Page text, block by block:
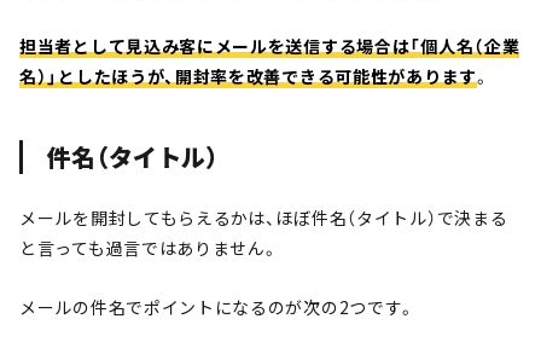
担当者として見込み客にメールを送信する場合は「個人名（企業
名）」としたほうが、開封率を改善できる可能性があります。
件名（タイトル）
メールを開封してもらえるかは、ほぼ件名（タイトル）で決まる
と言っても過言ではありません。
メールの件名でポイントになるのが次の2つです。